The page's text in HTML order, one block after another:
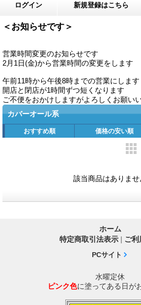
ログイン 新規登録はこちら
＜お知らせです＞
営業時間変更のお知らせです
2月1日(金)から営業時間の変更をします
午前11時から午後8時までの営業にします
開店と閉店が1時間ずつ短くなります
ご不便をおかけしますがよろしくお願い
カバーオール系
おすすめ順 価格の安い順
該当商品はありませ
ホーム
特定商取引法表示 | ご利
PCサイト
水曜定休
ピンク色に塗ってある日が